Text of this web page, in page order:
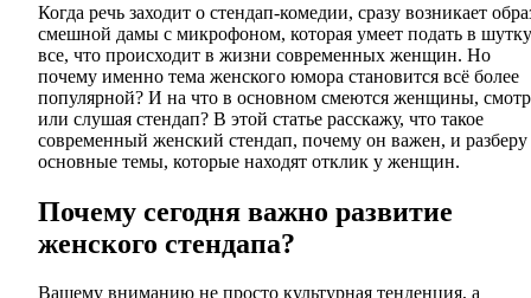
Когда речь заходит о стендап-комедии, сразу возникает
смешной дамы с микрофоном, которая умеет подать в шутку
все, что происходит в жизни современных женщин. Но
почему именно тема женского юмора становится всё более
популярной? И на что в основном смеются женщины,
или слушая стендап? В этой статье расскажу, что такое
современный женский стендап, почему он важен, и разберу
основные темы, которые находят отклик у женщин.
Почему сегодня важно развитие
женского стендапа?
Вашему вниманию не просто культурная тенденция, а